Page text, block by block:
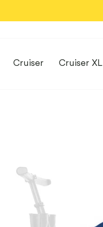
Cruiser Cruiser XL